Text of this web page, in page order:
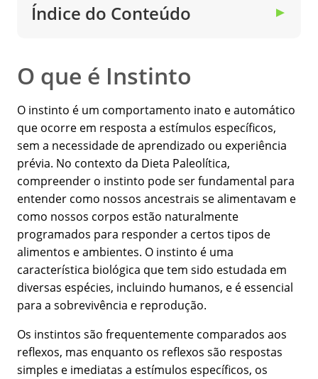
Índice do Conteúdo ▼
O que é Instinto
O instinto é um comportamento inato e automático
que ocorre em resposta a estímulos específicos,
sem a necessidade de aprendizado ou experiência
prévia. No contexto da Dieta Paleolítica,
compreender o instinto pode ser fundamental para
entender como nossos ancestrais se alimentavam e
como nossos corpos estão naturalmente
programados para responder a certos tipos de
alimentos e ambientes. O instinto é uma
característica biológica que tem sido estudada em
diversas espécies, incluindo humanos, e é essencial
para a sobrevivência e reprodução.
Os instintos são frequentemente comparados aos
reflexos, mas enquanto os reflexos são respostas
simples e imediatas a estímulos específicos, os